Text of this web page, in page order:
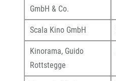
GmbH & Co.
Scala Kino GmbH
Kinorama, Guido
Rottstegge